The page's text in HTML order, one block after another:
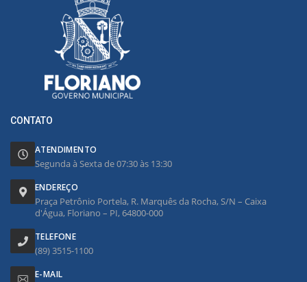
CONTATO
ATENDIMENTO
Segunda à Sexta de 07:30 às 13:30
ENDEREÇO
Praça Petrônio Portela, R. Marquês da Rocha, S/N – Caixa
d'Água, Floriano – PI, 64800-000
TELEFONE
(89) 3515-1100
E-MAIL